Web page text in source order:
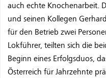
auch echte Knochenarbeit.
und seinen Kollegen
für den Betrieb zwei
Lokführer, teilten sich die
Beginn eines Erfolgsduos,
Österreich für Jahrzehnte